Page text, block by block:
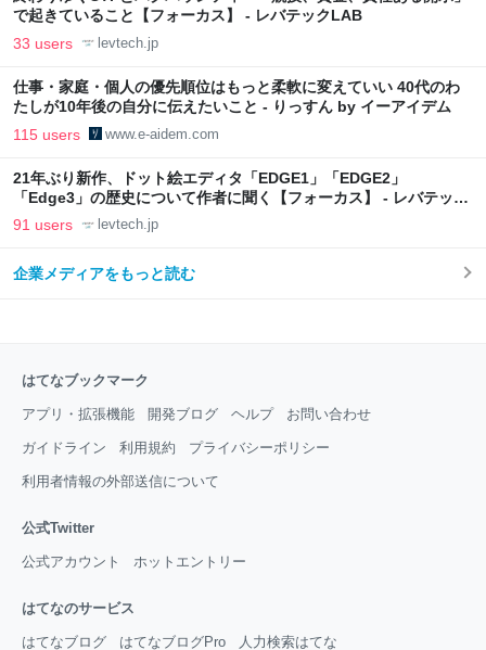
で起きていること【フォーカス】 - レバテックLAB
33 users levtech.jp
仕事・家庭・個人の優先順位はもっと柔軟に変えていい 40代のわ
たしが10年後の自分に伝えたいこと - りっすん by イーアイデム
115 users www.e-aidem.com
21年ぶり新作、ドット絵エディタ「EDGE1」「EDGE2」
「Edge3」の歴史について作者に聞く【フォーカス】 - レバテック
LAB
91 users levtech.jp
企業メディアをもっと読む
はてなブックマーク
アプリ・拡張機能 開発ブログ ヘルプ お問い合わせ
ガイドライン 利用規約 プライバシーポリシー
利用者情報の外部送信について
公式Twitter
公式アカウント ホットエントリー
はてなのサービス
はてなブログ はてなブログPro 人力検索はてな